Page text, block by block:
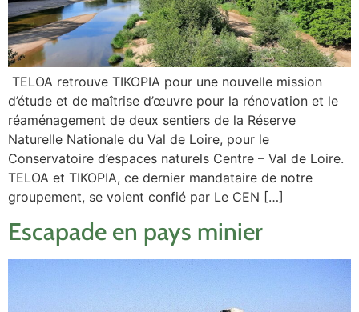
TELOA retrouve TIKOPIA pour une nouvelle mission
d’étude et de maîtrise d’œuvre pour la rénovation et le
réaménagement de deux sentiers de la Réserve
Naturelle Nationale du Val de Loire, pour le
Conservatoire d’espaces naturels Centre – Val de Loire.
TELOA et TIKOPIA, ce dernier mandataire de notre
groupement, se voient confié par Le CEN […]
Escapade en pays minier